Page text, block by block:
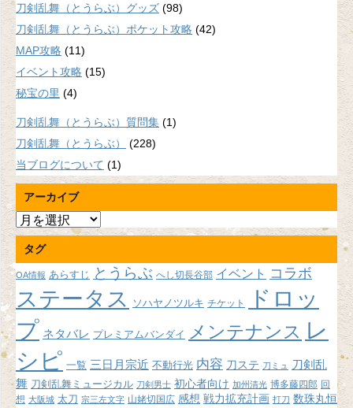
刀剣乱舞（とうらぶ）グッズ (98)
刀剣乱舞（とうらぶ）ポケット攻略 (42)
MAP攻略 (11)
イベント攻略 (15)
秘宝の里 (4)
刀剣乱舞（とうらぶ）質問集 (1)
刀剣乱舞（とうらぶ）
(228)
当ブログについて (1)
アーカイブ
ア
ー
カ
イ
ブ
タグ
OA情報 あらすじ とうらぶ へし切長谷部 イベント コラボ
ステータス ソハヤノツルキ チケット
ドロッ
プ ネタバレ プレミアムバンダイ メンテナンス レ
シピ 一覧 三日月宗近 不動行光 内容 刀ステ 刀ミュ
刀剣乱
舞 刀剣乱舞ミュージカル 刀剣男士 初心者向け 加州清光 博多藤四郎 回
想 大阪城 太刀 宗三左文字 山姥切国広 感想 戦力拡充計画 打刀 数珠丸恒